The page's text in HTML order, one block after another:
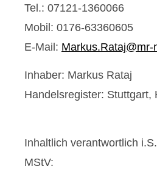
Tel.: 07121-1360066
Mobil: 0176-63360605
E-Mail:
Inhaber: Markus Rataj
Handelsregister: Stuttgart,
Inhaltlich verantwortlich
MStV: